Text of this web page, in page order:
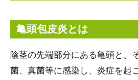
亀頭包皮炎とは
陰茎の先端部分にある亀頭と、
菌、真菌等に感染し、炎症を起